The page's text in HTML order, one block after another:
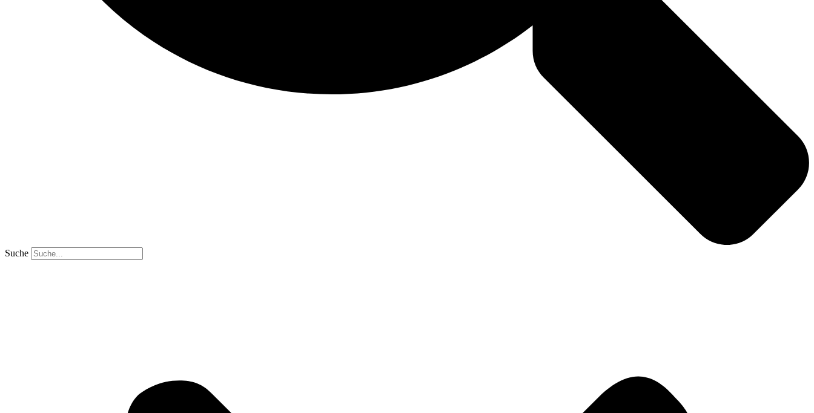
Suche